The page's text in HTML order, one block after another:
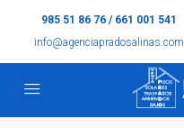
985 51 86 76 / 661 001 541
info@agenciapradosalinas.com